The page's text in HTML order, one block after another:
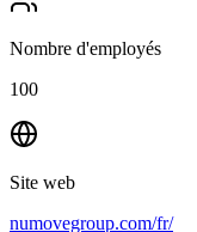
Nombre d'employés
100
Site web
numovegroup.com/fr/